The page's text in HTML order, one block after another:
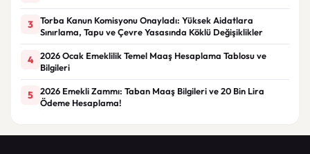
3
Torba Kanun Komisyonu Onayladı: Yüksek Aidatlara
Sınırlama, Tapu ve Çevre Yasasında Köklü Değişiklikler
4
2026 Ocak Emeklilik Temel Maaş Hesaplama Tablosu ve
Bilgileri
5
2026 Emekli Zammı: Taban Maaş Bilgileri ve 20 Bin Lira
Ödeme Hesaplama!